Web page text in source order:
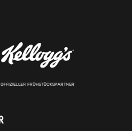
OFFIZIELLER FRÜHSTÜCKSPARTNER